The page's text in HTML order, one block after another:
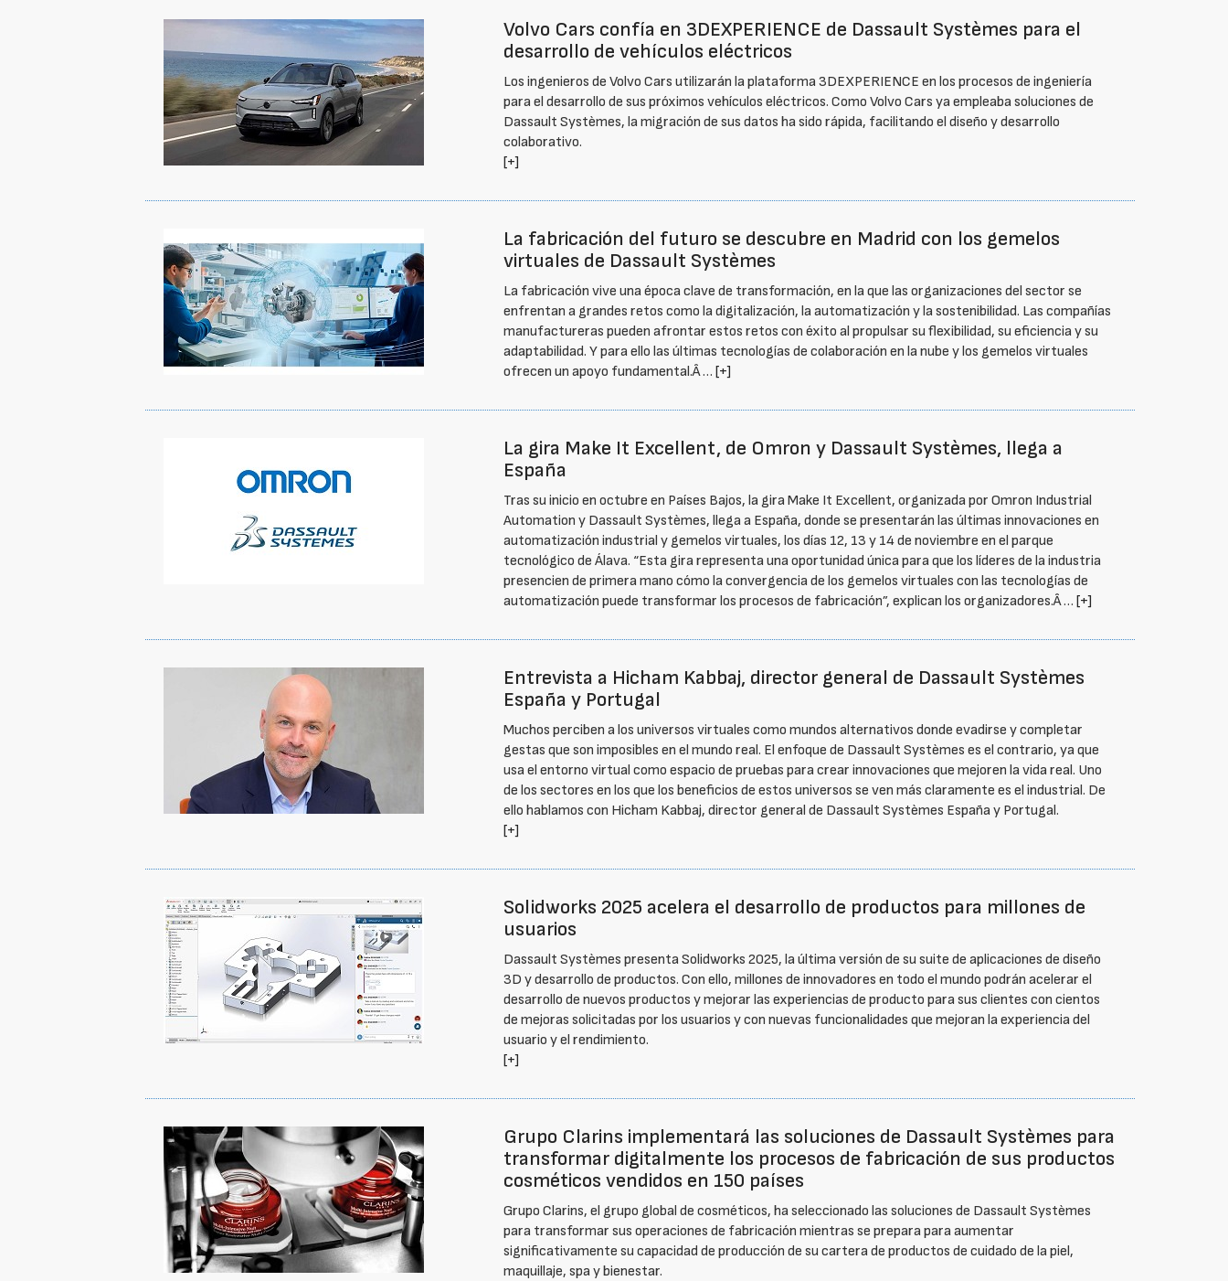
Volvo Cars confía en 3DEXPERIENCE de Dassault Systèmes para el
desarrollo de vehículos eléctricos
Los ingenieros de Volvo Cars utilizarán la plataforma 3DEXPERIENCE en los procesos de ingeniería
para el desarrollo de sus próximos vehículos eléctricos. Como Volvo Cars ya empleaba soluciones de
Dassault Systèmes, la migración de sus datos ha sido rápida, facilitando el diseño y desarrollo
colaborativo.
[+]
La fabricación del futuro se descubre en Madrid con los gemelos
virtuales de Dassault Systèmes
La fabricación vive una época clave de transformación, en la que las organizaciones del sector se
enfrentan a grandes retos como la digitalización, la automatización y la sostenibilidad. Las compañías
manufactureras pueden afrontar estos retos con éxito al propulsar su flexibilidad, su eficiencia y su
adaptabilidad. Y para ello las últimas tecnologías de colaboración en la nube y los gemelos virtuales
ofrecen un apoyo fundamental.Â …[+]
La gira Make It Excellent, de Omron y Dassault Systèmes, llega a
España
Tras su inicio en octubre en Países Bajos, la gira Make It Excellent, organizada por Omron Industrial
Automation y Dassault Systèmes, llega a España, donde se presentarán las últimas innovaciones en
automatización industrial y gemelos virtuales, los días 12, 13 y 14 de noviembre en el parque
tecnológico de Álava. “Esta gira representa una oportunidad única para que los líderes de la industria
presencien de primera mano cómo la convergencia de los gemelos virtuales con las tecnologías de
automatización puede transformar los procesos de fabricación”, explican los organizadores.Â …[+]
Entrevista a Hicham Kabbaj, director general de Dassault Systèmes
España y Portugal
Muchos perciben a los universos virtuales como mundos alternativos donde evadirse y completar
gestas que son imposibles en el mundo real. El enfoque de Dassault Systèmes es el contrario, ya que
usa el entorno virtual como espacio de pruebas para crear innovaciones que mejoren la vida real. Uno
de los sectores en los que los beneficios de estos universos se ven más claramente es el industrial. De
ello hablamos con Hicham Kabbaj, director general de Dassault Systèmes España y Portugal.
[+]
Solidworks 2025 acelera el desarrollo de productos para millones de
usuarios
Dassault Systèmes presenta Solidworks 2025, la última versión de su suite de aplicaciones de diseño
3D y desarrollo de productos. Con ello, millones de innovadores en todo el mundo podrán acelerar el
desarrollo de nuevos productos y mejorar las experiencias de producto para sus clientes con cientos
de mejoras solicitadas por los usuarios y con nuevas funcionalidades que mejoran la experiencia del
usuario y el rendimiento.
[+]
Grupo Clarins implementará las soluciones de Dassault Systèmes para
transformar digitalmente los procesos de fabricación de sus productos
cosméticos vendidos en 150 países
Grupo Clarins, el grupo global de cosméticos, ha seleccionado las soluciones de Dassault Systèmes
para transformar sus operaciones de fabricación mientras se prepara para aumentar
significativamente su capacidad de producción de su cartera de productos de cuidado de la piel,
maquillaje, spa y bienestar.